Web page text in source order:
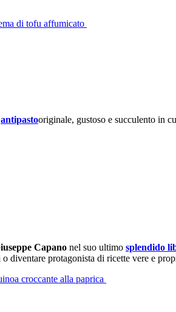
di tofu affumicato
antipastooriginale, gustoso e succulento in
Capano nel suo ultimo splendido
diventare protagonista di ricette vere e
croccante alla paprica